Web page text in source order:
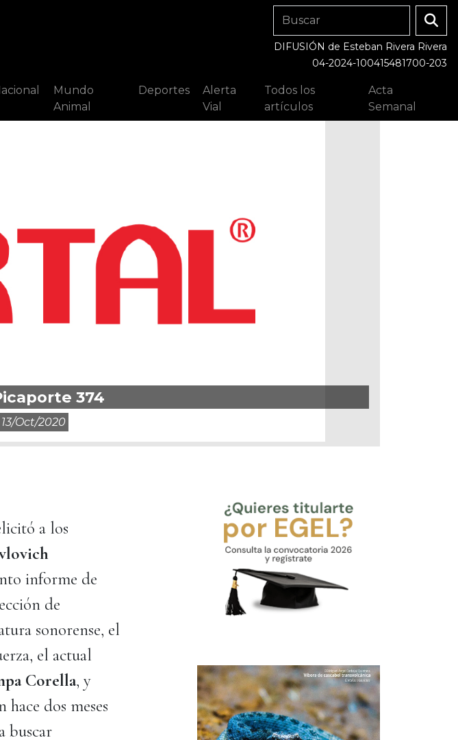
DIFUSIÓN de Esteban Rivera Rivera
04-2024-100415481700-203
Mundo
Animal
Deportes
Alerta
Vial
Todos los
artículos
Acta
Semanal
374
13/oct/2020
a los
informe de
de
sonorense, el
el actual
Corella, y
hace dos meses
buscar